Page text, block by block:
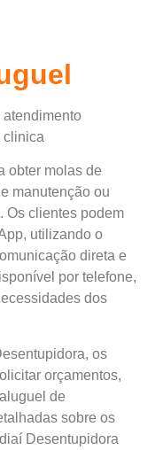
obter molas de
manutenção ou
Os clientes podem
utilizando o
direta e
por telefone,
dos
os
orçamentos,
de
sobre os
Desentupidora